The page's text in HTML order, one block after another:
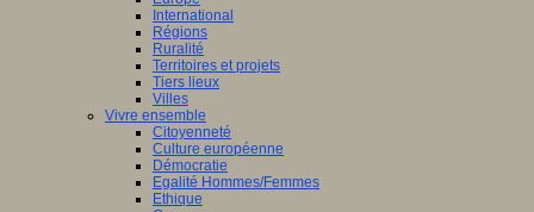
International
Régions
Ruralité
Territoires et projets
Tiers lieux
Villes
Vivre ensemble
Citoyenneté
Culture européenne
Démocratie
Egalité Hommes/Femmes
Ethique